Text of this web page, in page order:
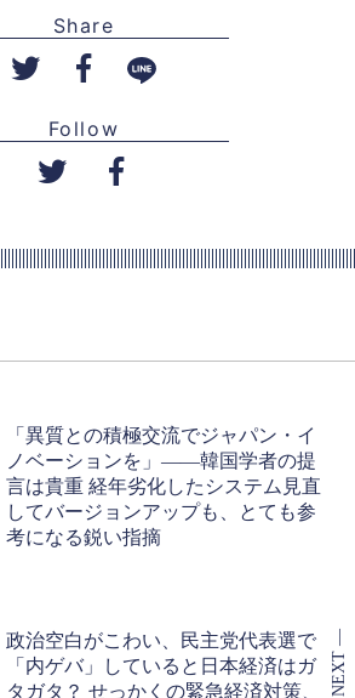
Share
Follow
「異質との積極交流でジャパン・イ
ノベーションを」――韓国学者の提
言は貴重 経年劣化したシステム見直
してバージョンアップも、とても参
考になる鋭い指摘
政治空白がこわい、民主党代表選で
「内ゲバ」していると日本経済はガ
タガタ？ せっかくの緊急経済対策、